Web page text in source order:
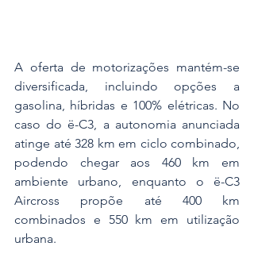
A oferta de motorizações mantém-se
diversificada, incluindo opções a
gasolina, híbridas e 100% elétricas. No
caso do ë-C3, a autonomia anunciada
atinge até 328 km em ciclo combinado,
podendo chegar aos 460 km em
ambiente urbano, enquanto o ë-C3
Aircross propõe até 400 km
combinados e 550 km em utilização
urbana.